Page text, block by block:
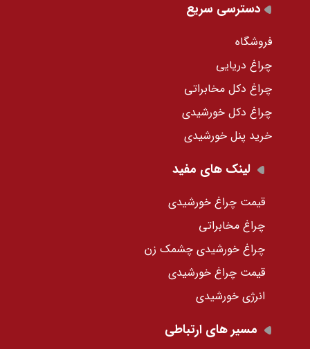
دسترسی سریع
فروشگاه
چراغ دریایی
چراغ دکل مخابراتی
چراغ دکل خورشیدی
خرید پنل خورشیدی
لینک های مفید
قیمت چراغ خورشیدی
چراغ مخابراتی
چراغ خورشیدی چشمک زن
قیمت چراغ خورشیدی
انرژی خورشیدی
مسیر های ارتباطی